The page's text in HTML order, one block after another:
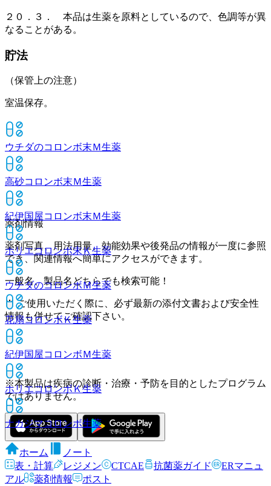
２０．３． 本品は生薬を原料としているので、色調等が異
なることがある。
貯法
（保管上の注意）
室温保存。
ウチダのコロンボ末Ｍ生薬
高砂コロンボ末Ｍ生薬
紀伊国屋コロンボ末Ｍ生薬
ホリエコロンボ末Ｋ生薬
ウチダのコロンボＭ生薬
花扇コロンボＫ生薬
紀伊国屋コロンボＭ生薬
ホリエコロンボＫ生薬
ナカジマコロンボ生薬
薬剤情報
薬剤写真、用法用量、効能効果や後発品の情報が一度に参照
でき、関連情報へ簡単にアクセスができます。
一般名、製品名どちらでも検索可能！
※ ご使用いただく際に、必ず最新の添付文書および安全性
情報も併せてご確認下さい。
※本製品は疾病の診断・治療・予防を目的としたプログラム
ではありません。
ホーム
ノート
表・計算
レジメン CTCAE 抗菌薬ガイド
ERマニュ
アル
薬剤情報 ポスト